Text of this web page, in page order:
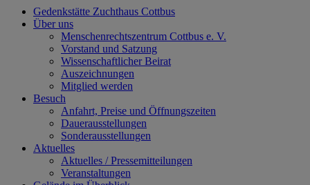
Gedenkstätte Zuchthaus Cottbus
Über uns
Menschenrechtszentrum Cottbus e. V.
Vorstand und Satzung
Wissenschaftlicher Beirat
Auszeichnungen
Mitglied werden
Besuch
Anfahrt, Preise und Öffnungszeiten
Dauerausstellungen
Sonderausstellungen
Aktuelles
Aktuelles / Pressemitteilungen
Veranstaltungen